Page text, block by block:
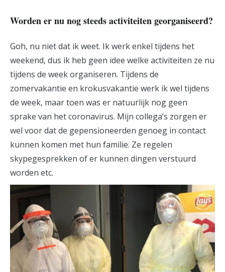
Worden er nu nog steeds activiteiten georganiseerd?
Goh, nu niet dat ik weet. Ik werk enkel tijdens het
weekend, dus ik heb geen idee welke activiteiten ze nu
tijdens de week organiseren. Tijdens de
zomervakantie en krokusvakantie werk ik wel tijdens
de week, maar toen was er natuurlijk nog geen
sprake van het coronavirus. Mijn collega’s zorgen er
wel voor dat de gepensioneerden genoeg in contact
kunnen komen met hun familie. Ze regelen
skypegesprekken of er kunnen dingen verstuurd
worden etc.